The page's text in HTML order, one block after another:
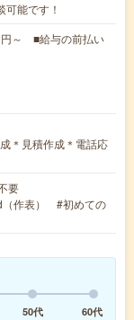
能です！
～ ■給与の前払い
＊見積作成＊電話応
要
（作表） #初めての
50代
60代